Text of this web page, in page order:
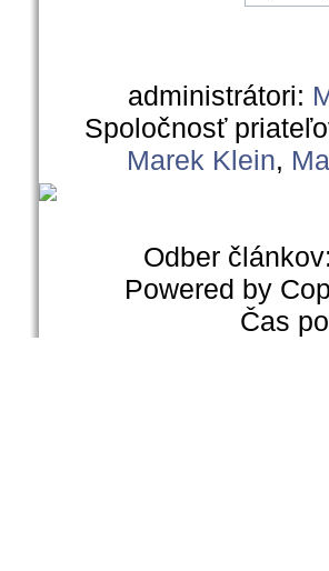
administrátori:
Spoločnosť
Marek Klein,
Odber článkov:
Powered by
Čas